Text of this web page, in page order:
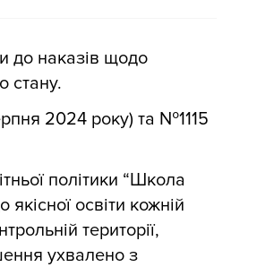
до наказів щодо
стану.
2024 року) та №1115
політики “Школа
освіти кожній
території,
ухвалено з